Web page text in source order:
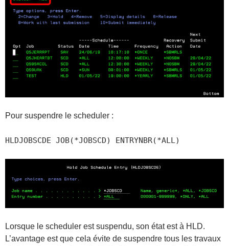
Pour suspendre le scheduler :
HLDJOBSCDE JOB(*JOBSCD) ENTRYNBR(*ALL)
Lorsque le scheduler est suspendu, son état est à HLD.
L’avantage est que cela évite de suspendre tous les travaux